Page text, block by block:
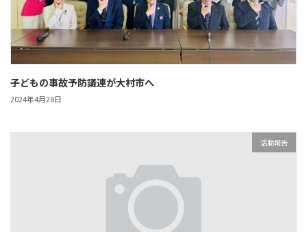
子どもの事故予防議連が大村市へ
2024年4月28日
活動報告